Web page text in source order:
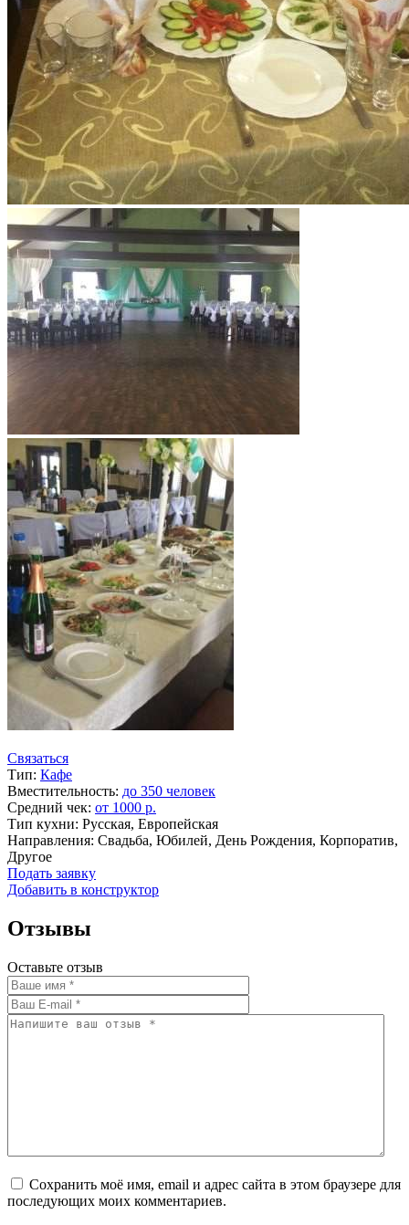
Связаться
Тип: Кафе
Вместительность: до 350 человек
Средний чек: от 1000 р.
Тип кухни: Русская, Европейская
Направления: Свадьба, Юбилей, День Рождения, Корпоратив,
Другое
Подать заявку
Добавить в конструктор
Отзывы
Оставьте отзыв
Сохранить моё имя, email и адрес сайта в этом браузере для
последующих моих комментариев.